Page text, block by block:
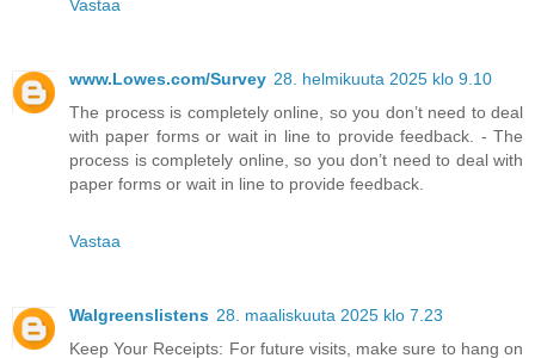
Vastaa
www.Lowes.com/Survey 28. helmikuuta 2025 klo 9.10
The process is completely online, so you don’t need to deal
with paper forms or wait in line to provide feedback. - The
process is completely online, so you don’t need to deal with
paper forms or wait in line to provide feedback.
Vastaa
Walgreenslistens 28. maaliskuuta 2025 klo 7.23
Keep Your Receipts: For future visits, make sure to hang on